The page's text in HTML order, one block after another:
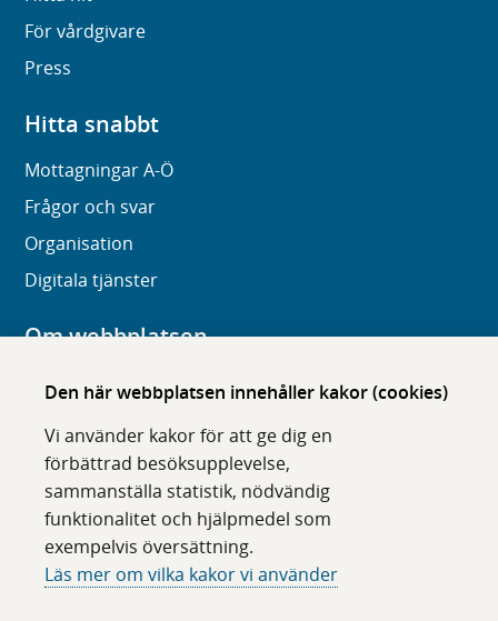
Den här webbplatsen innehåller kakor (cookies)
Vi använder kakor för att ge dig en
förbättrad besöksupplevelse,
sammanställa statistik, nödvändig
funktionalitet och hjälpmedel som
exempelvis översättning.
Läs mer om vilka kakor vi använder
För vårdgivare
Press
Hitta snabbt
Mottagningar A-Ö
Frågor och svar
Organisation
Digitala tjänster
Om webbplatsen
Om karolinska.se
Tillgänglighet
Om cookies
Följ oss i sociala medier